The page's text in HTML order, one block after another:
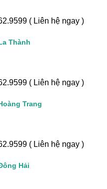
( Liên hệ ngay )
Thành
( Liên hệ ngay )
Trang
( Liên hệ ngay )
Hải